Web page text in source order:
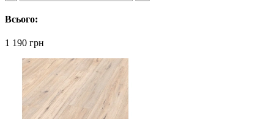
Всього:
1 190 грн